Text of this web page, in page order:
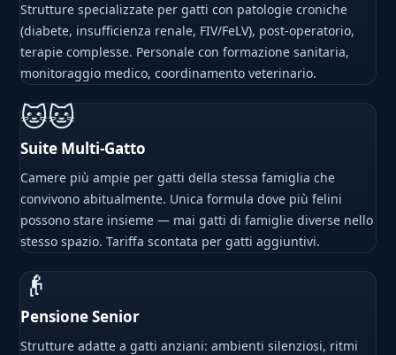
Strutture specializzate per gatti con patologie croniche
(diabete, insufficienza renale, FIV/FeLV), post-operatorio,
terapie complesse. Personale con formazione sanitaria,
monitoraggio medico, coordinamento veterinario.
🐱🐱
Suite Multi-Gatto
Camere più ampie per gatti della stessa famiglia che
convivono abitualmente. Unica formula dove più felini
possono stare insieme — mai gatti di famiglie diverse nello
stesso spazio. Tariffa scontata per gatti aggiuntivi.
👴
Pensione Senior
Strutture adatte a gatti anziani: ambienti silenziosi, ritmi